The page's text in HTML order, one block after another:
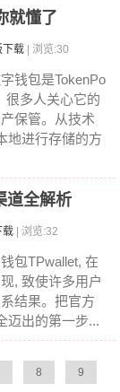
就懂了
下载 | 浏览:30
钱包是TokenPo
很多人关心它的
保管。从技术
地进行存储的方
道全解析
载 | 浏览:32
包TPwallet, 在
, 致使许多用户
结果。把官方
迈出的第一步...
8 9